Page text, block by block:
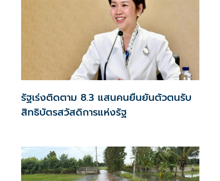
รัฐเร่งติดตาม 8.3 แสนคนยืนยันตัวตนรับ
สิทธิบัตรสวัสดิการแห่งรัฐ